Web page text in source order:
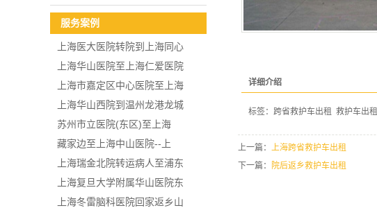
服务案例
上海医大医院转院到上海同心
上海华山医院至上海仁爱医院
上海市嘉定区中心医院至上海
上海华山西院到温州龙港龙城
苏州市立医院(东区)至上海
藏家边至上海中山医院--上
上海瑞金北院转运病人至浦东
上海复旦大学附属华山医院东
上海冬雷脑科医院回家返乡山
详细介绍
标签： 跨省救护车出租 救护车出租
上一篇： 上海跨省救护车出租
下一篇：
院后返乡救护车出租